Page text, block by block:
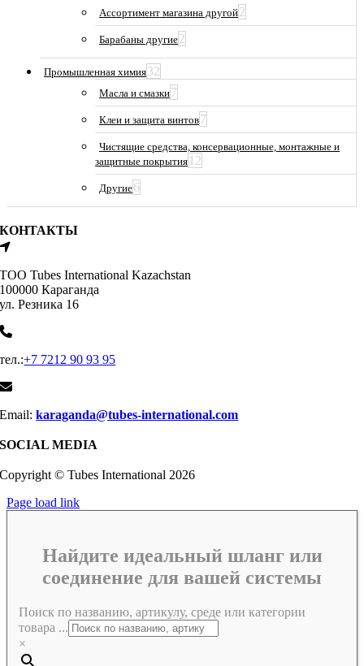
Ассортимент магазина другой2
Барабаны другие2
Промышленная химия32
Масла и смазки7
Клеи и защита винтов7
Чистящие средства, консервационные, монтажные и
защитные покрытия 12
Другие6
КОНТАКТЫ
ТОО Tubes International Kazachstan
100000 Караганда
ул. Резника 16
тел.:+7 7212 90 93 95
Email:karaganda@tubes-international.com
SOCIAL MEDIA
Copyright © Tubes International 2026
Page load link
Найдите идеальный шланг или
соединение для вашей системы
Поиск по названию, артикулу, среде или категории
товара ...
×